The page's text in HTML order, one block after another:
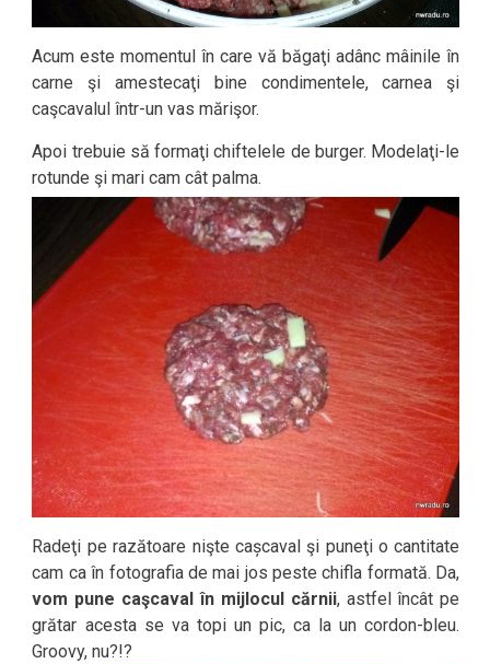
Acum este momentul în care vă băgaţi adânc mâinile în
carne şi amestecaţi bine condimentele, carnea şi
caşcavalul într-un vas mărişor.
Apoi trebuie să formaţi chiftelele de burger. Modelaţi-le
rotunde şi mari cam cât palma.
Radeţi pe razătoare nişte cașcaval şi puneţi o cantitate
cam ca în fotografia de mai jos peste chifla formată. Da,
vom pune caşcaval în mijlocul cărnii, astfel încât pe
grătar acesta se va topi un pic, ca la un cordon-bleu.
Groovy, nu?!?